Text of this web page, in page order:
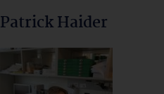
Patrick Haider